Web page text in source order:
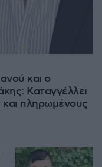
και ο
Καταγγέλλει
και πληρωμένους